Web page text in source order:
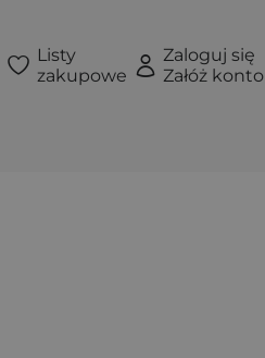
Listy
zakupowe
Zaloguj się
Załóż konto